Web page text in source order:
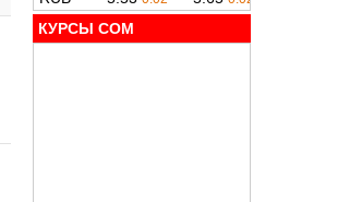
КУРСЫ COM